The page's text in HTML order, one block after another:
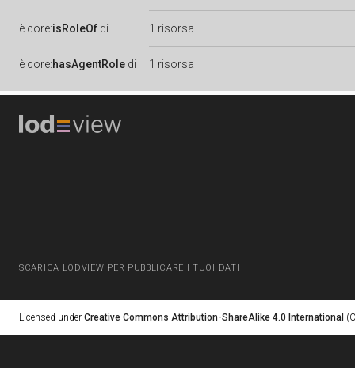
è core:isRoleOf di 1 risorsa
è core:hasAgentRole di 1 risorsa
SCARICA LODVIEW PER PUBBLICARE I TUOI DATI
Licensed under Creative Commons Attribution-ShareAlike 4.0 International